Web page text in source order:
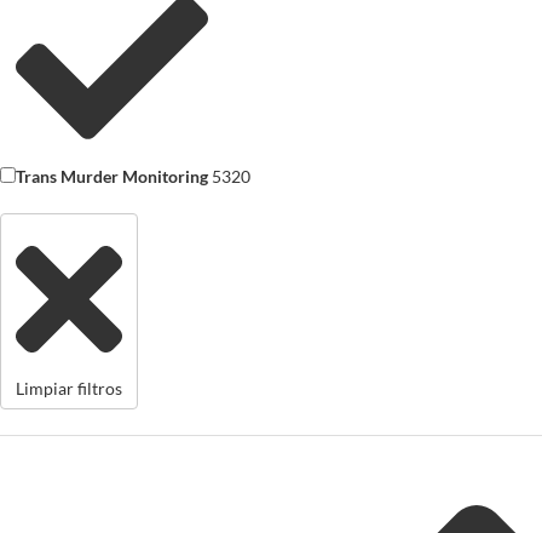
Trans Murder Monitoring 5320
Limpiar filtros